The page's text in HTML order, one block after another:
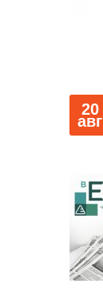
20
авг